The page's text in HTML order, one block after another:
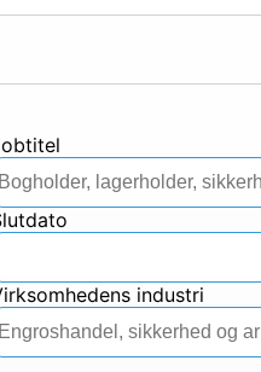
Jobtitel
Slutdato
Virksomhedens industri